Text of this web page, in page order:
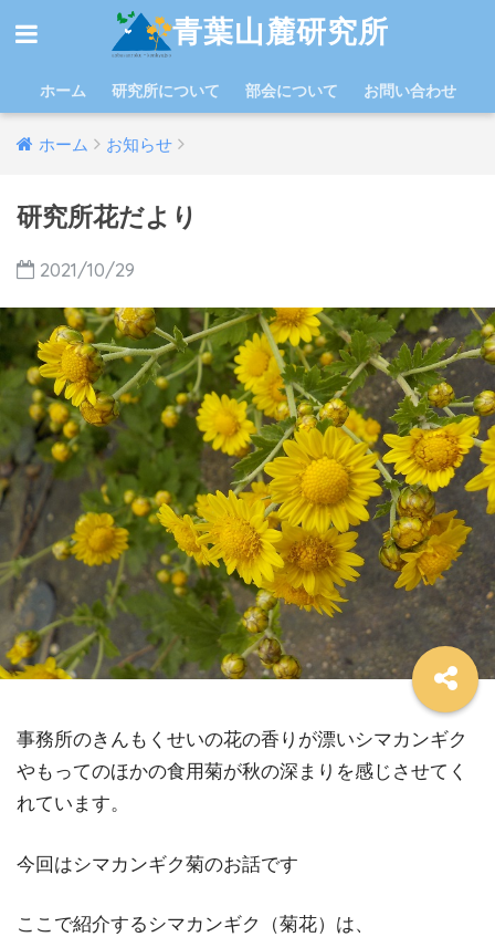
青葉山麓研究所
ホーム 研究所について 部会について お問い合わせ
ホーム お知らせ
研究所花だより
2021/10/29
事務所のきんもくせいの花の香りが漂いシマカンギク
やもってのほかの食用菊が秋の深まりを感じさせてく
れています。
今回はシマカンギク菊のお話です
ここで紹介するシマカンギク（菊花）は、